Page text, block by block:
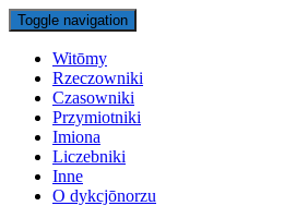
Toggle navigation
Witōmy
Rzeczowniki
Czasowniki
Przymiotniki
Imiona
Liczebniki
Inne
O dykcjōnorzu